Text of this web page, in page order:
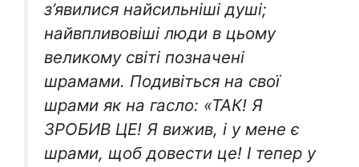
з’явилися найсильніші душі;
найвпливовіші люди в цьому
великому світі позначені
шpaмами. Подивіться на свої
шpaми як на гасло: «ТАК! Я
ЗРОБИВ ЦЕ! Я вижив, і у мене є
шpaми, щоб довести це! І тепер у